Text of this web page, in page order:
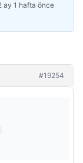
ay 1 hafta önce
#19254